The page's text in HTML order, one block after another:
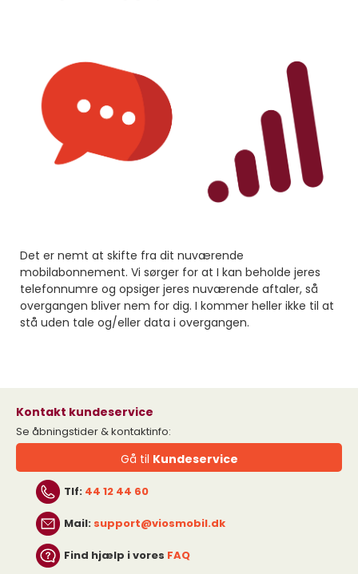
Det er nemt at skifte fra dit nuværende
mobilabonnement. Vi sørger for at I kan beholde jeres
telefonnumre og opsiger jeres nuværende aftaler, så
overgangen bliver nem for dig. I kommer heller ikke til at
stå uden tale og/eller data i overgangen.
Kontakt kundeservice
Se åbningstider & kontaktinfo:
Gå til Kundeservice
Tlf: 44 12 44 60
Mail: support@viosmobil.dk
Find hjælp i vores FAQ